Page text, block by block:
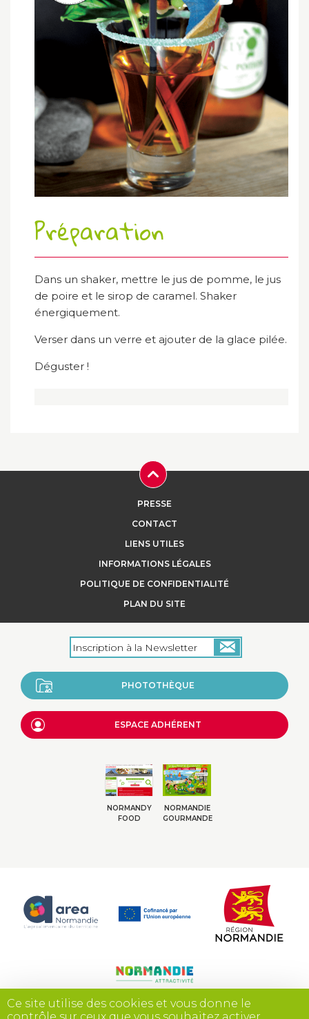
Préparation
Dans un shaker, mettre le jus de pomme, le jus
de poire et le sirop de caramel. Shaker
énergiquement.
Verser dans un verre et ajouter de la glace pilée.
Déguster !
PRESSE
CONTACT
LIENS UTILES
INFORMATIONS LÉGALES
POLITIQUE DE CONFIDENTIALITÉ
PLAN DU SITE
PHOTOTHÈQUE
ESPACE ADHÉRENT
NORMANDY
FOOD
NORMANDIE
GOURMANDE
Ce site utilise des cookies et vous donne le